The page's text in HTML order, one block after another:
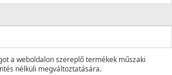
a weboldalon szereplő termékek műszaki
nélküli megváltoztatására.